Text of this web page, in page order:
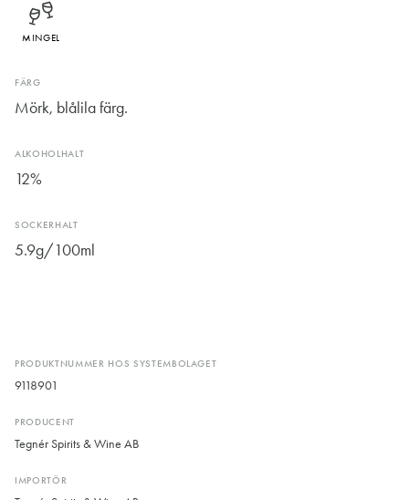
PRODUKTNUMMER HOS SYSTEMBOLAGET
9118901
PRODUCENT
Tegnér Spirits & Wine AB
IMPORTÖR
MINGEL
FÄRG
Mörk, blålila färg.
ALKOHOLHALT
12%
SOCKERHALT
5.9g/100ml